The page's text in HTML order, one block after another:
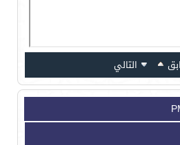
التالي